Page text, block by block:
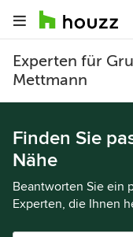
Experten für
Mettmann
Finden Sie
Nähe
Beantworten Sie ein
Experten, die Ihnen